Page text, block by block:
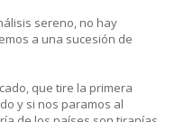
sereno, no hay
a una sucesión de
que tire la primera
y si nos paramos al